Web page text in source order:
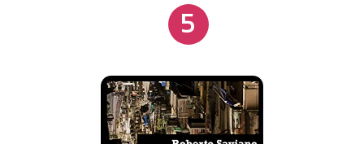
sobrenatural Lionel Messi, que venceu um
gigantesco desafio contra as severas limitações de
assassinada porque não havia outro modo de calar
sua boca; dos pugilistas de Marcianise, para os
quais o suor do ringue tem cheiro de raiva e de
redenção; de Miriam Makeba, que foi a Castel
5